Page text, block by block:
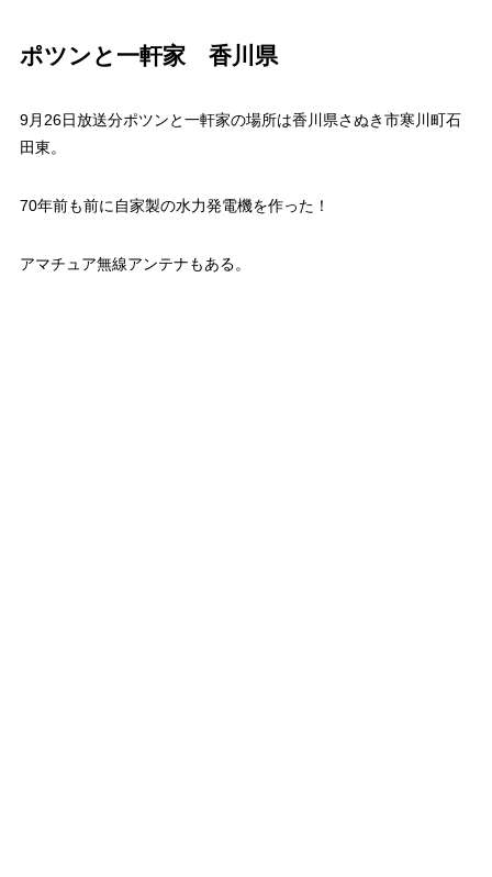
ポツンと一軒家 香川県
9月26日放送分ポツンと一軒家の場所は香川県さぬき市寒川町石
田東。
70年前も前に自家製の水力発電機を作った！
アマチュア無線アンテナもある。